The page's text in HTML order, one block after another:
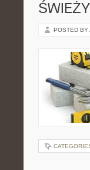
POSTED BY